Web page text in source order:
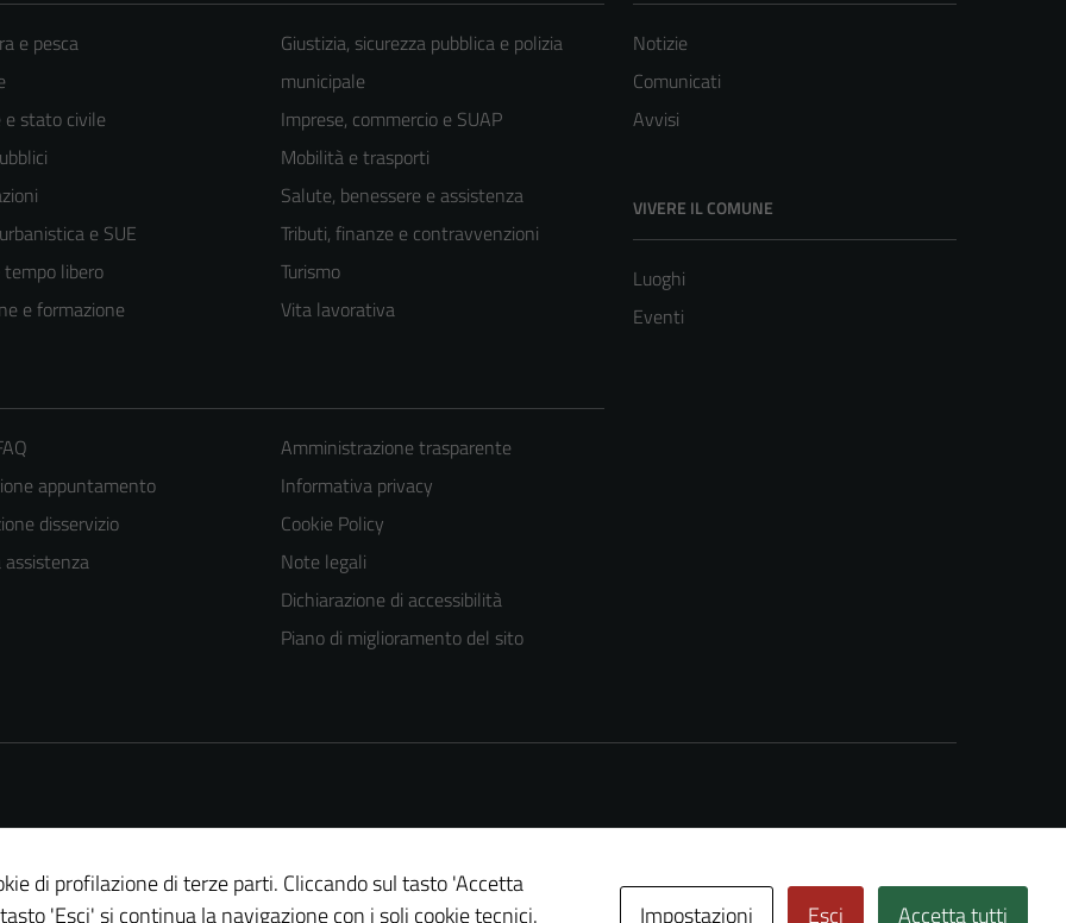
e pesca
e stato civile
e SUE
libero
e formazione
Giustizia, sicurezza pubblica e polizia
municipale
Imprese, commercio e SUAP
Mobilità e trasporti
Salute, benessere e assistenza
Tributi, finanze e contravvenzioni
Turismo
Vita lavorativa
Notizie
Comunicati
Avvisi
VIVERE IL COMUNE
Luoghi
Eventi
appuntamento
disservizio
assistenza
Amministrazione trasparente
Informativa privacy
Cookie Policy
Note legali
Dichiarazione di accessibilità
Piano di miglioramento del sito
di profilazione di terze parti. Cliccando sul tasto 'Accetta
'Esci' si continua la navigazione con i soli cookie tecnici.
Impostazioni Esci Accetta tutti